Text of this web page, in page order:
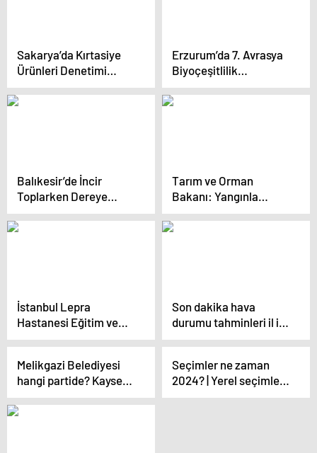
Sakarya’da Kırtasiye
Ürünleri Denetimi
Yapıldı
Erzurum’da 7. Avrasya
Biyoçeşitlilik
Sempozyumu Başladı
Balıkesir’de İncir
Toplarken Dereye
Düşen Kişi İtfaiye
Tarafından Kurtarıldı
Tarım ve Orman
Bakanı: Yangınla
mücadelede
yorulmayan bir
İstanbul Lepra
Hastanesi Eğitim ve
Araştırma Hastanesi
Değerlendirilmeli
Son dakika hava
durumu tahminleri il il |
Yarın (25 Nisan) hava
Meteoroloji’den toz
taşınımı ve kuvvetli
lodos uyarısı!
Melikgazi Belediyesi
hangi partide? Kayseri
Melikgazi Belediye
Başkanı kimdir? 2019
Seçimler ne zaman
2024? | Yerel seçimlere
kaç gün kaldı, ayın